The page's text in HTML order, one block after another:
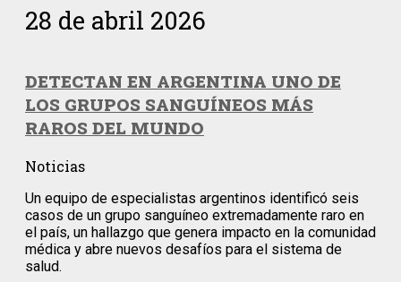
28 de abril 2026
DETECTAN EN ARGENTINA UNO DE
LOS GRUPOS SANGUÍNEOS MÁS
RAROS DEL MUNDO
Noticias
Un equipo de especialistas argentinos identificó seis
casos de un grupo sanguíneo extremadamente raro en
el país, un hallazgo que genera impacto en la comunidad
médica y abre nuevos desafíos para el sistema de
salud.